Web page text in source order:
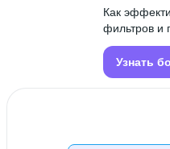
Как
фильтров и
Узнать